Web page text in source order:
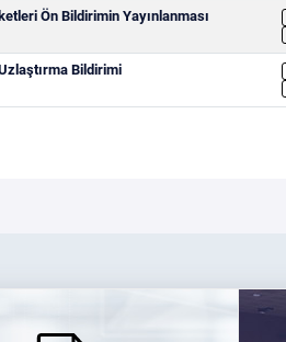
Ön Bildirimin Yayınlanması
Bildirimi